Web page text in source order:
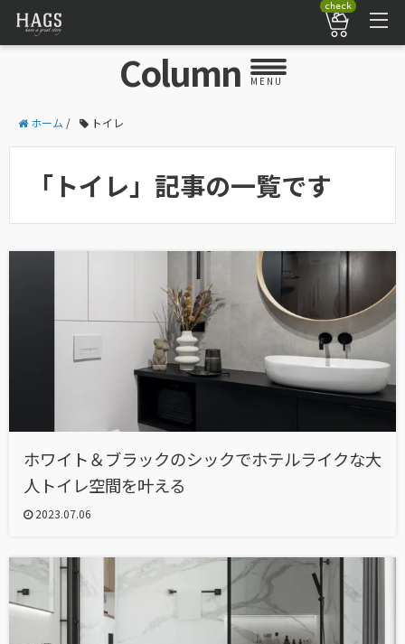
check
Column MENU
ホーム / トイレ
「トイレ」記事の一覧です
ホワイト＆ブラックのシックでホテルライクな大
人トイレ空間を叶える
2023.07.06